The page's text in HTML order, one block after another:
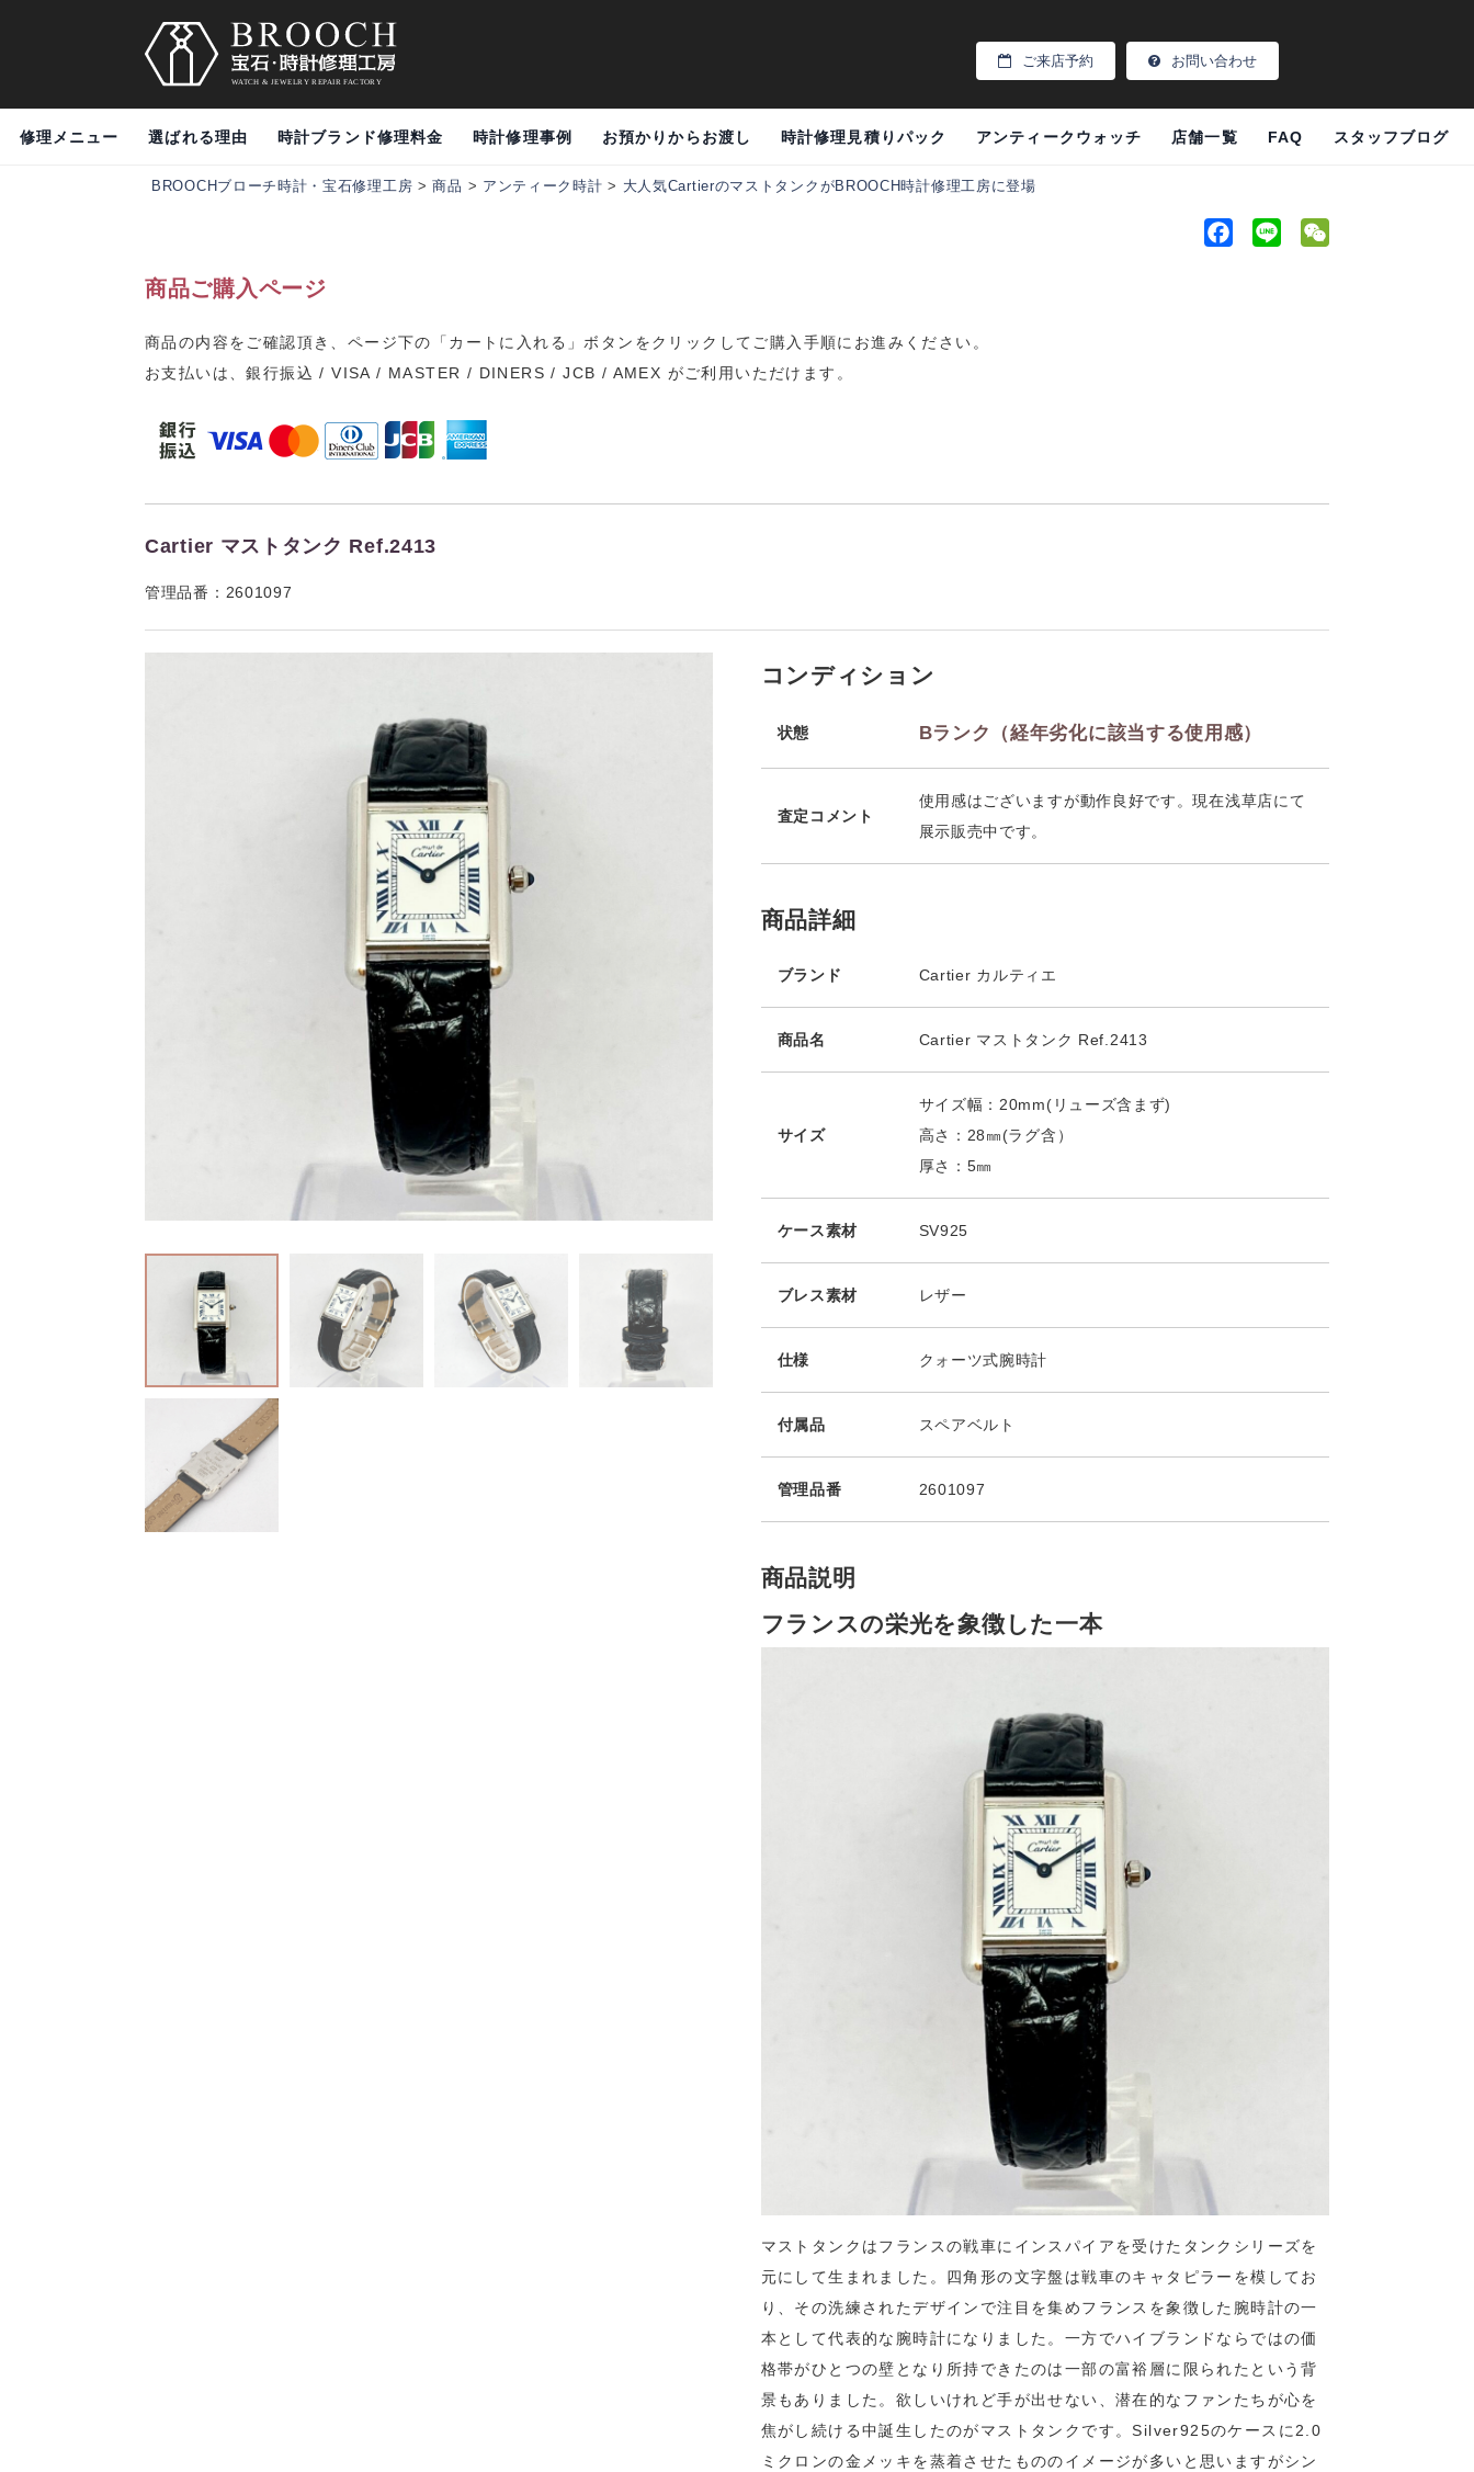
ご来店予約 お問い合わせ
修理メニュー 選ばれる理由 時計ブランド修理料金 時計修理事例 お預かりからお渡し 時計修理見積りパック アンティークウォッチ 店舗一覧 FAQ スタッフブログ
BROOCHブローチ時計・宝石修理工房 >商品 > アンティーク時計 > 大人気CartierのマストタンクがBROOCH時計修理工房に登場
商品ご購入ページ
商品の内容をご確認頂き、ページ下の「カートに入れる」ボタンをクリックしてご購入手順にお進みください。
お支払いは、銀行振込 / VISA / MASTER / DINERS / JCB / AMEX がご利用いただけます。
Cartier マストタンク Ref.2413
管理品番：2601097
コンディション
状態 Bランク（経年劣化に該当する使用感）
査定コメント
使用感はございますが動作良好です。現在浅草店にて
展示販売中です。
商品詳細
ブランド Cartier カルティエ
商品名 Cartier マストタンク Ref.2413
サイズ
サイズ幅：20mm(リューズ含まず)
高さ：28㎜(ラグ含）
厚さ：5㎜
ケース素材 SV925
ブレス素材 レザー
仕様 クォーツ式腕時計
付属品 スペアベルト
管理品番 2601097
商品説明
フランスの栄光を象徴した一本
マストタンクはフランスの戦車にインスパイアを受けたタンクシリーズを
元にして生まれました。四角形の文字盤は戦車のキャタピラーを模してお
り、その洗練されたデザインで注目を集めフランスを象徴した腕時計の一
本として代表的な腕時計になりました。 一方でハイブランドならではの価
格帯がひとつの壁となり所持できたのは一部の富裕層に限られたという背
景もありました。欲しいけれど手が出せない、潜在的なファンたちが心を
焦がし続ける中誕生したのがマストタンクです。Silver925のケースに2.0
ミクロンの金メッキを蒸着させたもののイメージが多いと思いますがシン